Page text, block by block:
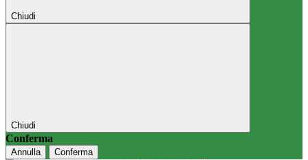
Chiudi
Chiudi
Conferma
Annulla Conferma